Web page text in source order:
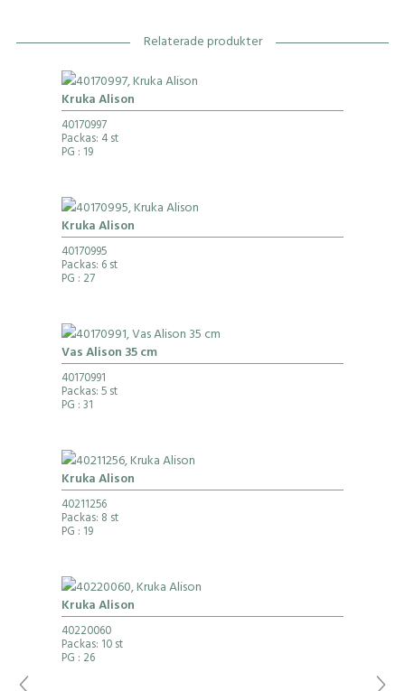
Relaterade produkter
Kruka Alison
40170997
Packas: 4 st
PG : 19
Kruka Alison
40170995
Packas: 6 st
PG : 27
Vas Alison 35 cm
40170991
Packas: 5 st
PG : 31
Kruka Alison
40211256
Packas: 8 st
PG : 19
Kruka Alison
40220060
Packas: 10 st
PG : 26